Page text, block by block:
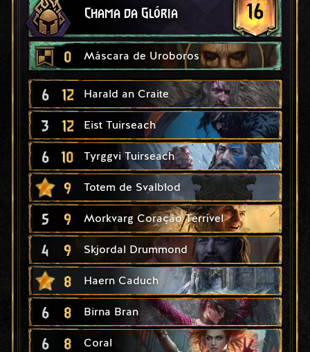
Chama da Glória 16
0 Máscara de Uroboros
6 12 Harald an Craite
3 12 Eist Tuirseach
6 10 Tyrggvi Tuirseach
9 Totem de Svalblod
5 9 Morkvarg Coração Terrível
4 9 Skjordal Drummond
8 Haern Caduch
6 8 Birna Bran
6 8 Coral